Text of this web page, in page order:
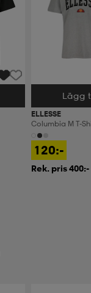
Välj storlek
Lägg
ELLESSE
Columbia M T-
120:-
Rek. pris 400:-